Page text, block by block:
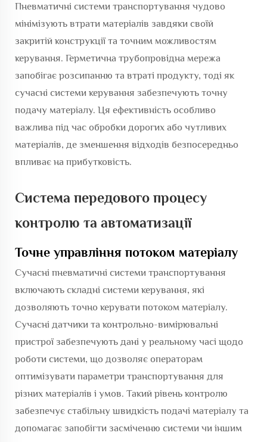
Пневматичні системи транспортування чудово
мінімізують втрати матеріалів завдяки своїй
закритій конструкції та точним можливостям
керування. Герметична трубопровідна мережа
запобігає розсипанню та втраті продукту, тоді як
сучасні системи керування забезпечують точну
подачу матеріалу. Ця ефективність особливо
важлива під час обробки дорогих або чутливих
матеріалів, де зменшення відходів безпосередньо
впливає на прибутковість.
Система передового процесу
контролю та автоматизації
Точне управління потоком матеріалу
Сучасні пневматичні системи транспортування
включають складні системи керування, які
дозволяють точно керувати потоком матеріалу.
Сучасні датчики та контрольно-вимірювальні
пристрої забезпечують дані у реальному часі щодо
роботи системи, що дозволяє операторам
оптимізувати параметри транспортування для
різних матеріалів і умов. Такий рівень контролю
забезпечує стабільну швидкість подачі матеріалу та
допомагає запобігти засміченню системи чи іншим